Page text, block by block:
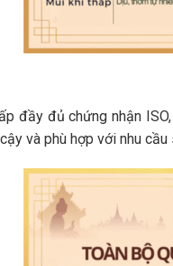
đầy đủ chứng nhận
và phù hợp với nhu